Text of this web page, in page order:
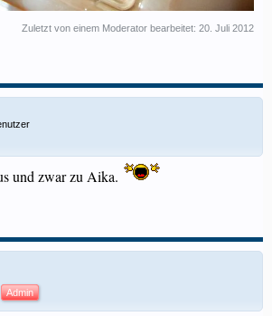
Zuletzt von einem Moderator bearbeitet: 20. Juli 2012
und zwar zu Aika.
Admin